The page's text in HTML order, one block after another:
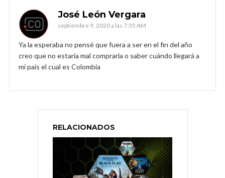
José León Vergara
septiembre 9, 2020 a las 7:35 AM
Ya la esperaba no pensé que fuera a ser en el fin del año
creo que no estaría mal comprarla o saber cuándo llegará a
mi país el cual es Colombia
RELACIONADOS